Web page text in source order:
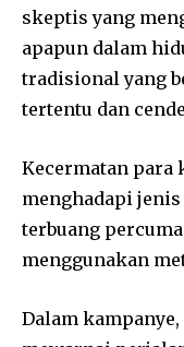
skeptis yang
apapun dalam
tradisional yang
tertentu dan
Kecermatan para
menghadapi
terbuang
menggunakan
Dalam